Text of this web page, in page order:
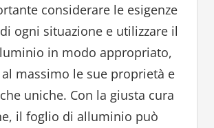
considerare le esigenze
ogni situazione e utilizzare il
in modo appropriato,
massimo le sue proprietà e
uniche. Con la giusta cura
il foglio di alluminio può